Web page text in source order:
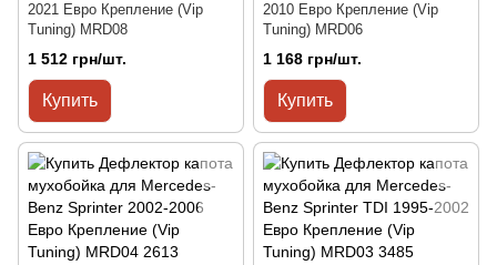
2021 Евро Крепление (Vip
Tuning) MRD08
1 512 грн/шт.
Купить
2010 Евро Крепление (Vip
Tuning) MRD06
1 168 грн/шт.
Купить